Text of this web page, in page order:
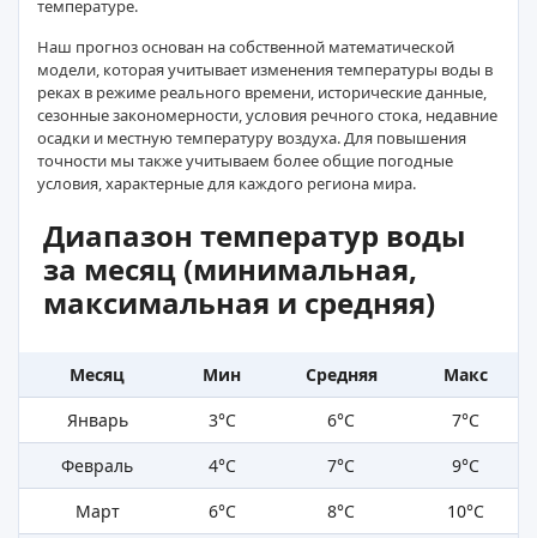
температуре.
Наш прогноз основан на собственной математической
модели, которая учитывает изменения температуры воды в
реках в режиме реального времени, исторические данные,
сезонные закономерности, условия речного стока, недавние
осадки и местную температуру воздуха. Для повышения
точности мы также учитываем более общие погодные
условия, характерные для каждого региона мира.
Диапазон температур воды
за месяц (минимальная,
максимальная и средняя)
Месяц Мин Средняя
Макс
Январь
3°C 6°C
7°C
Февраль
4°C 7°C
9°C
Март
6°C 8°C
10°C